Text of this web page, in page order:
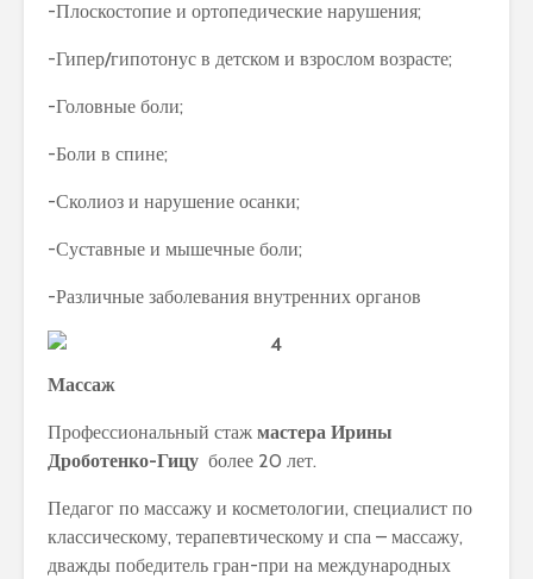
-Плоскостопие и ортопедические нарушения;
-Гипер/гипотонус в детском и взрослом возрасте;
-Головные боли;
-Боли в спине;
-Сколиоз и нарушение осанки;
-Суставные и мышечные боли;
-Различные заболевания внутренних органов
Массаж
Профессиональный стаж мастера Ирины
Дроботенко-Гицу более 20 лет.
Педагог по массажу и косметологии, специалист по
классическому, терапевтическому и спа – массажу,
дважды победитель гран-при на международных